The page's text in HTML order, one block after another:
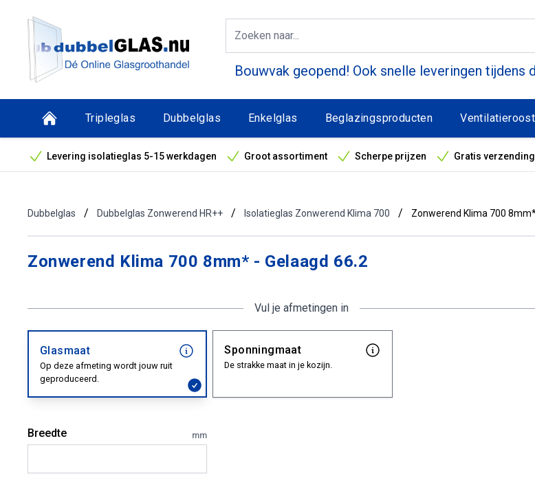
Bouwvak geopend! Ook snelle leveringen tijdens
Tripleglas Dubbelglas Enkelglas Beglazingsproducten
Levering isolatieglas 5-15 werkdagen Groot assortiment Scherpe prijzen
Gratis verzending
Bouwvak geopend! Óók snelle leveringen tijdens de vakantieperiode
Dubbelglas / Dubbelglas Zonwerend HR++ / Isolatieglas Zonwerend Klima 700 / Zonwerend Klima 700
Zonwerend Klima 700 8mm* - Gelaagd 66.2
Vul je afmetingen in
Glasmaat
Op deze afmeting wordt jouw ruit
geproduceerd.
Sponningmaat
De strakke maat in je kozijn.
Breedte mm